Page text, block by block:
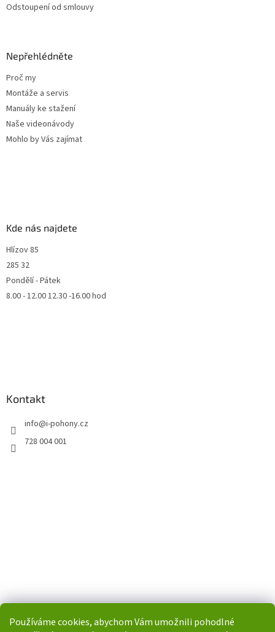
Používáme cookies, abychom Vám umožnili pohodlné
Odstoupení od smlouvy
Nepřehlédněte
Proč my
Montáže a servis
Manuály ke stažení
Naše videonávody
Mohlo by Vás zajímat
Kde nás najdete
Hlízov 85
285 32
Pondělí - Pátek
8.00 - 12.00 12.30 -16.00 hod
Kontakt
info@i-pohony.cz
728 004 001